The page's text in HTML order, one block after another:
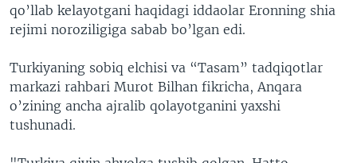
qo’llab kelayotgani haqidagi iddaolar Eronning shia
rejimi noroziligiga sabab bo’lgan edi.
Turkiyaning sobiq elchisi va “Tasam” tadqiqotlar
markazi rahbari Murot Bilhan fikricha, Anqara
o’zining ancha ajralib qolayotganini yaxshi
tushunadi.